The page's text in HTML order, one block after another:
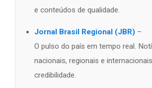
e conteúdos de qualidade.
Jornal Brasil Regional (JBR) –
O pulso do país em tempo real.
nacionais, regionais e
credibilidade.